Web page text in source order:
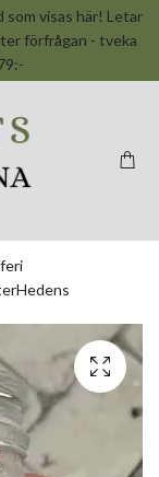
som visas här! Letar
förfrågan - tveka